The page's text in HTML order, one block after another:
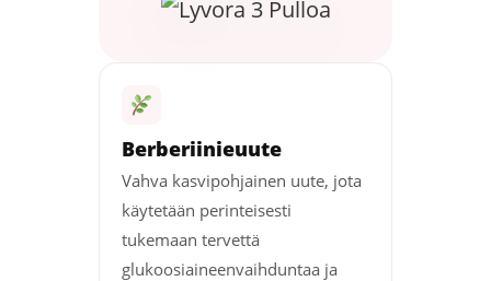
Berberiinieuute
Vahva kasvipohjainen uute, jota
käytetään perinteisesti
tukemaan tervettä
glukoosiaineenvaihduntaa ja